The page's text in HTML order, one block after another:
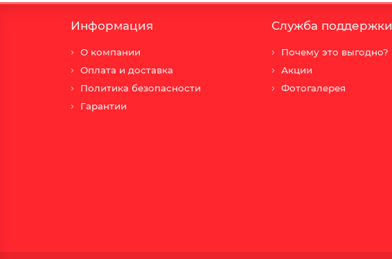
Информация
О компании
Оплата и доставка
Политика безопасности
Гарантии
Служба поддержки
Почему это выгодно?
Акции
Фотогалерея